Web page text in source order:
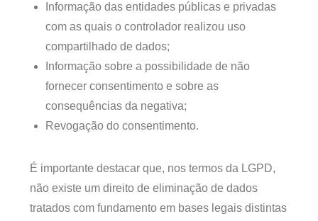
Informação das entidades públicas e privadas
com as quais o controlador realizou uso
compartilhado de dados;
Informação sobre a possibilidade de não
fornecer consentimento e sobre as
consequências da negativa;
Revogação do consentimento.
É importante destacar que, nos termos da LGPD,
não existe um direito de eliminação de dados
tratados com fundamento em bases legais distintas